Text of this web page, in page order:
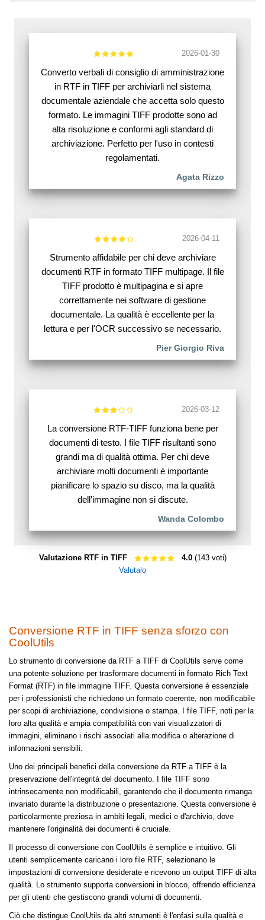
2026-01-30
Converto verbali di consiglio di amministrazione
in RTF in TIFF per archiviarli nel sistema
documentale aziendale che accetta solo questo
formato. Le immagini TIFF prodotte sono ad
alta risoluzione e conformi agli standard di
archiviazione. Perfetto per l'uso in contesti
regolamentati.
Agata Rizzo
2026-04-11
Strumento affidabile per chi deve archiviare
documenti RTF in formato TIFF multipage. Il file
TIFF prodotto è multipagina e si apre
correttamente nei software di gestione
documentale. La qualità è eccellente per la
lettura e per l'OCR successivo se necessario.
Pier Giorgio Riva
2026-03-12
La conversione RTF-TIFF funziona bene per
documenti di testo. I file TIFF risultanti sono
grandi ma di qualità ottima. Per chi deve
archiviare molti documenti è importante
pianificare lo spazio su disco, ma la qualità
dell'immagine non si discute.
Wanda Colombo
Valutazione RTF in TIFF 4.0(143 voti)
Valutalo
Conversione RTF in TIFF senza sforzo con
CoolUtils
Lo strumento di conversione da RTF a TIFF di CoolUtils serve come
una potente soluzione per trasformare documenti in formato Rich Text
Format (RTF) in file immagine TIFF. Questa conversione è essenziale
per i professionisti che richiedono un formato coerente, non modificabile
per scopi di archiviazione, condivisione o stampa. I file TIFF, noti per la
loro alta qualità e ampia compatibilità con vari visualizzatori di
immagini, eliminano i rischi associati alla modifica o alterazione di
informazioni sensibili.
Uno dei principali benefici della conversione da RTF a TIFF è la
preservazione dell'integrità del documento. I file TIFF sono
intrinsecamente non modificabili, garantendo che il documento rimanga
invariato durante la distribuzione o presentazione. Questa conversione è
particolarmente preziosa in ambiti legali, medici e d'archivio, dove
mantenere l'originalità dei documenti è cruciale.
Il processo di conversione con CoolUtils è semplice e intuitivo. Gli
utenti semplicemente caricano i loro file RTF, selezionano le
impostazioni di conversione desiderate e ricevono un output TIFF di alta
qualità. Lo strumento supporta conversioni in blocco, offrendo efficienza
per gli utenti che gestiscono grandi volumi di documenti.
Ciò che distingue CoolUtils da altri strumenti è l'enfasi sulla qualità e